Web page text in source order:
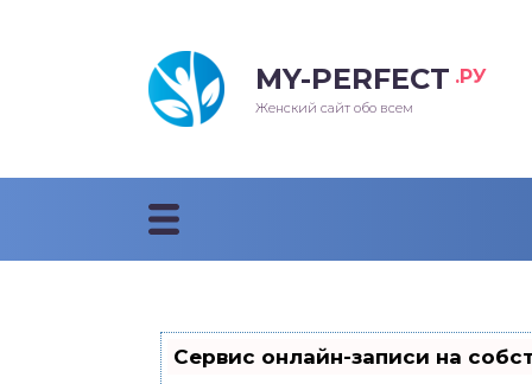
MY-PERFECT .РУ
Женский сайт обо всем
Сервис онлайн-записи на
прически 2018
стрижки 2018